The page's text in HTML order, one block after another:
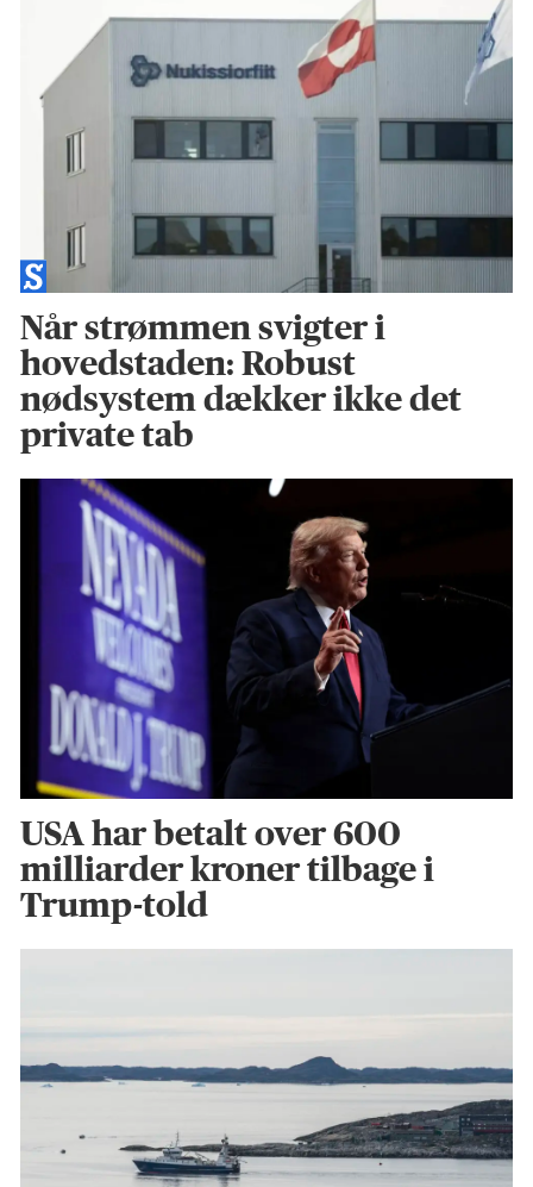
Når strømmen svigter i
hovedstaden: Robust
nødsystem dækker ikke det
private tab
USA har betalt over 600
milliarder kroner tilbage i
Trump-told